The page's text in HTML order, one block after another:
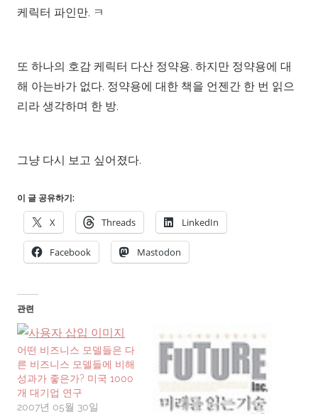
케릭터 파인만. ㅋ
또 하나의 호감 케릭터 다산 정약용. 하지만 정약용에 대
해 아는바가 없다. 정약용에 대한 책을 언젠간 한 번 읽으
리라 생각하며 한 방.
그냥 다시 보고 싶어졌다.
이 글 공유하기:
X Threads LinkedIn
Facebook Mastodon
관련
어떤 비즈니스 모델들은 다
른 비즈니스 모델들에 비해
성과가 좋은가? 미국 1000
개 대기업 연구
2007년 05월 30일